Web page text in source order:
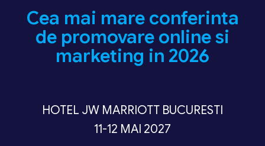
Cea mai mare conferinta
de promovare online si
marketing in 2026
HOTEL JW MARRIOTT BUCURESTI
11-12 MAI 2027